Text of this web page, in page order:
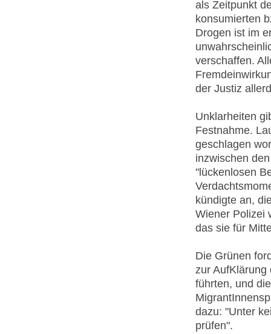
als Zeitpunkt
konsumierten
Drogen ist im
verschaffen.
der Justiz
Unklarheiten
Festnahme.
geschlagen
inzwischen
"lückenlosen
kündigte an,
Wiener Polizei
das sie für
Die Grünen
zur AufKlärung
führten, und
dazu: "Unter
prüfen".